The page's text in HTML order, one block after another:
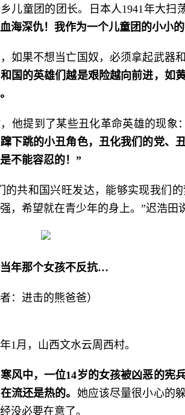
儿童团的团长。日本人1941年大扫
海深仇！我作为一个儿童团的小小
果不想当亡国奴，必须拿起武器和
和国的英雄们越是艰险越向前进，如
提到了某些丑化革命英雄的现象：
下跳的小丑角色，丑化我们的党、
不能容忍的！”
共和国兴旺发达，能够实现我们的
，希望就在青少年的身上。”迟浩田
年那个女孩不反抗…
进击的熊爸爸）
月，山西文水云周西村。
风中，一位14岁的女孩被凶恶的宪
流还是热的。 她应该尽量很小心的
没必要在意了。